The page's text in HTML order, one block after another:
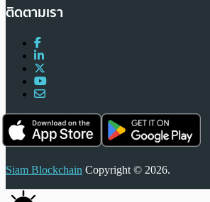
ติดตามเรา
Siam Blockchain Copyright © 2026.